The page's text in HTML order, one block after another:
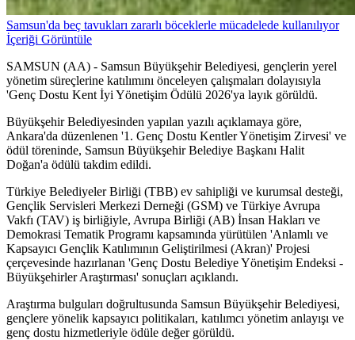
Samsun'da beç tavukları zararlı böceklerle mücadelede kullanılıyor
İçeriği Görüntüle
SAMSUN (AA) - Samsun Büyükşehir Belediyesi, gençlerin yerel
yönetim süreçlerine katılımını önceleyen çalışmaları dolayısıyla
'Genç Dostu Kent İyi Yönetişim Ödülü 2026'ya layık görüldü.
Büyükşehir Belediyesinden yapılan yazılı açıklamaya göre,
Ankara'da düzenlenen '1. Genç Dostu Kentler Yönetişim Zirvesi' ve
ödül töreninde, Samsun Büyükşehir Belediye Başkanı Halit
Doğan'a ödülü takdim edildi.
Türkiye Belediyeler Birliği (TBB) ev sahipliği ve kurumsal desteği,
Gençlik Servisleri Merkezi Derneği (GSM) ve Türkiye Avrupa
Vakfı (TAV) iş birliğiyle, Avrupa Birliği (AB) İnsan Hakları ve
Demokrasi Tematik Programı kapsamında yürütülen 'Anlamlı ve
Kapsayıcı Gençlik Katılımının Geliştirilmesi (Akran)' Projesi
çerçevesinde hazırlanan 'Genç Dostu Belediye Yönetişim Endeksi -
Büyükşehirler Araştırması' sonuçları açıklandı.
Araştırma bulguları doğrultusunda Samsun Büyükşehir Belediyesi,
gençlere yönelik kapsayıcı politikaları, katılımcı yönetim anlayışı ve
genç dostu hizmetleriyle ödüle değer görüldü.